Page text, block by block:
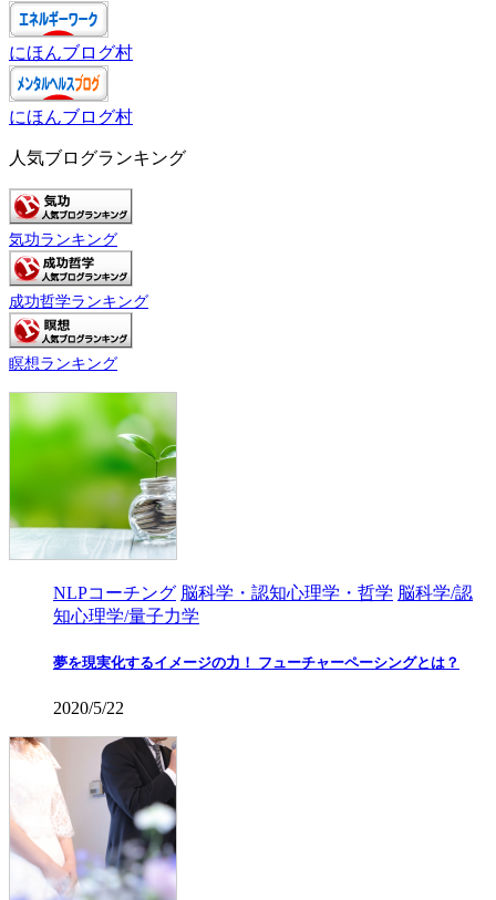
にほんブログ村
にほんブログ村
人気ブログランキング
気功ランキング
成功哲学ランキング
瞑想ランキング
NLPコーチング 脳科学・認知心理学・哲学 脳科学/認
知心理学/量子力学
夢を現実化するイメージの力！ フューチャーペーシングとは？
2020/5/22